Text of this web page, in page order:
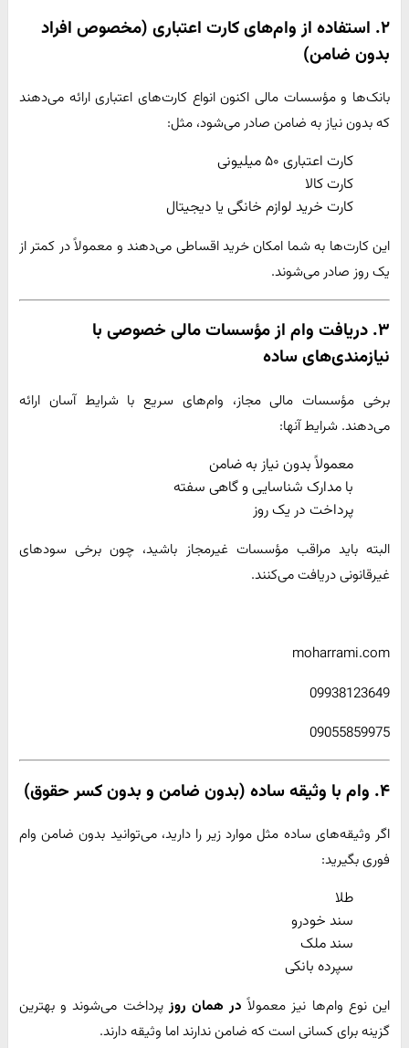
۲. استفاده از وام‌های کارت اعتباری (مخصوص افراد
بدون ضامن)
بانک‌ها و مؤسسات مالی اکنون انواع کارت‌های اعتباری ارائه می‌دهند
که بدون نیاز به ضامن صادر می‌شود، مثل:
کارت اعتباری ۵۰ میلیونی
کارت کالا
کارت خرید لوازم خانگی یا دیجیتال
این کارت‌ها به شما امکان خرید اقساطی می‌دهند و معمولاً در کمتر از
یک روز صادر می‌شوند.
۳. دریافت وام از مؤسسات مالی خصوصی با
نیازمندی‌های ساده
برخی مؤسسات مالی مجاز، وام‌های سریع با شرایط آسان ارائه
می‌دهند. شرایط آنها:
معمولاً بدون نیاز به ضامن
با مدارک شناسایی و گاهی سفته
پرداخت در یک روز
البته باید مراقب مؤسسات غیرمجاز باشید، چون برخی سودهای
غیرقانونی دریافت می‌کنند.
moharrami.com
09938123649
09055859975
۴. وام با وثیقه ساده (بدون ضامن و بدون کسر حقوق)
اگر وثیقه‌های ساده مثل موارد زیر را دارید، می‌توانید بدون ضامن وام
فوری بگیرید:
طلا
سند خودرو
سند ملک
سپرده بانکی
این نوع وام‌ها نیز معمولاً در همان روزپرداخت می‌شوند و بهترین
گزینه برای کسانی است که ضامن ندارند اما وثیقه دارند.